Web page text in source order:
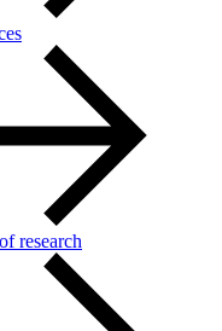
research